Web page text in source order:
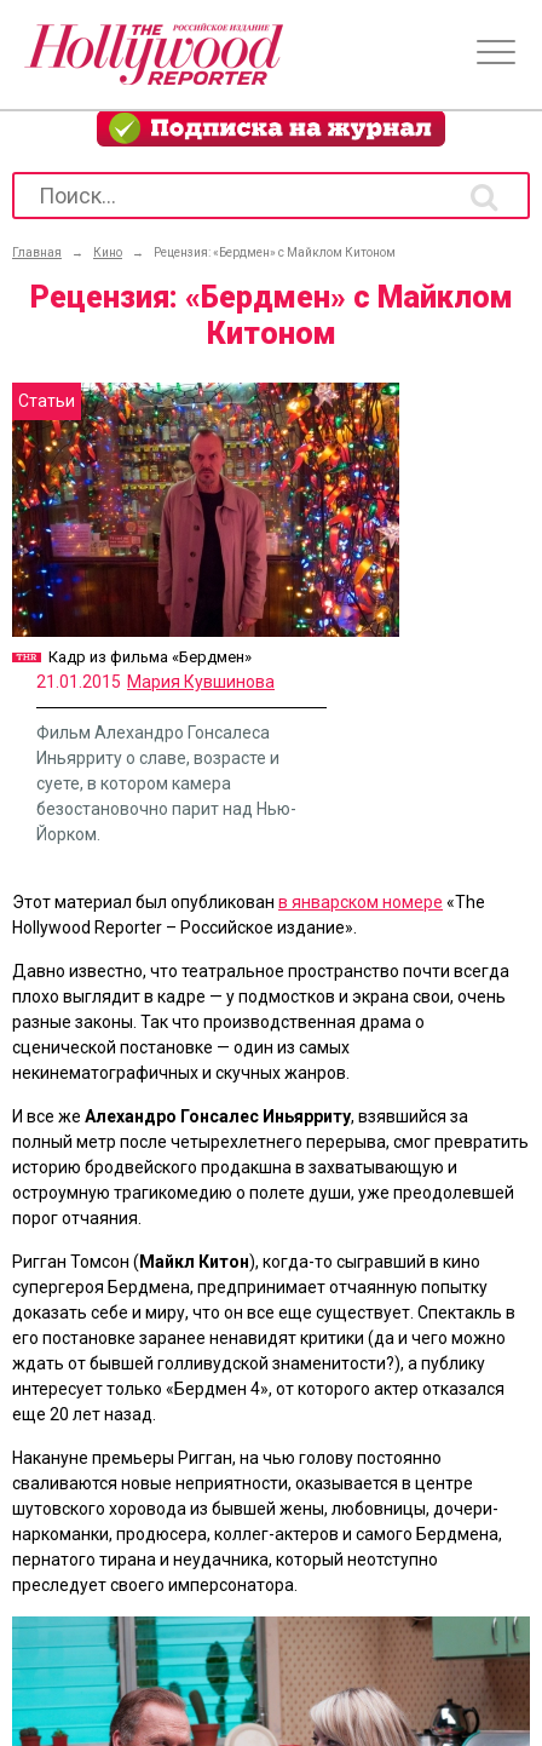
Главная → Кино → Рецензия: «Бердмен» с Майклом Китоном
Рецензия: «Бердмен» с Майклом
Китоном
Статьи
Кадр из фильма «Бердмен»
21.01.2015 Мария Кувшинова
Фильм Алехандро Гонсалеса
Иньярриту о славе, возрасте и
суете, в котором камера
безостановочно парит над Нью-
Йорком.
Этот материал был опубликован в январском номере «The
Hollywood Reporter – Российское издание».
Давно известно, что театральное пространство почти всегда
плохо выглядит в кадре — у подмостков и экрана свои, очень
разные законы. Так что производственная драма о
сценической постановке — один из самых
некинематографичных и скучных жанров.
И все же Алехандро Гонсалес Иньярриту, взявшийся за
полный метр после четырехлетнего перерыва, смог превратить
историю бродвейского продакшна в захватывающую и
остроумную трагикомедию о полете души, уже преодолевшей
порог отчаяния.
Ригган Томсон ( Майкл Китон), когда-то сыгравший в кино
супергероя Бердмена, предпринимает отчаянную попытку
доказать себе и миру, что он все еще существует. Спектакль в
его постановке заранее ненавидят критики (да и чего можно
ждать от бывшей голливудской знаменитости?), а публику
интересует только «Бердмен 4», от которого актер отказался
еще 20 лет назад.
Накануне премьеры Ригган, на чью голову постоянно
сваливаются новые неприятности, оказывается в центре
шутовского хоровода из бывшей жены, любовницы, дочери-
наркоманки, продюсера, коллег-актеров и самого Бердмена,
пернатого тирана и неудачника, который неотступно
преследует своего имперсонатора.